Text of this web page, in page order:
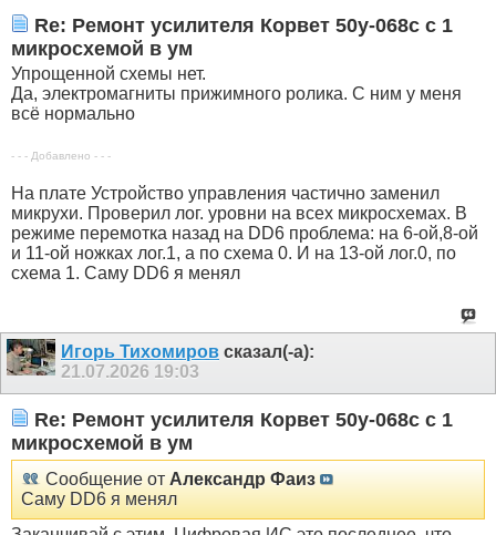
Re: Ремонт усилителя Корвет 50у-068с с 1
микросхемой в ум
Упрощенной схемы нет.
Да, электромагниты прижимного ролика. С ним у меня
всё нормально
- - - Добавлено - - -
На плате Устройство управления частично заменил
микрухи. Проверил лог. уровни на всех микросхемах. В
режиме перемотка назад на DD6 проблема: на 6-ой,8-ой
и 11-ой ножках лог.1, а по схема 0. И на 13-ой лог.0, по
схема 1. Саму DD6 я менял
Игорь Тихомиров сказал(-а):
21.07.2026 19:03
Re: Ремонт усилителя Корвет 50у-068с с 1
микросхемой в ум
Сообщение от Александр Фаиз
Саму DD6 я менял